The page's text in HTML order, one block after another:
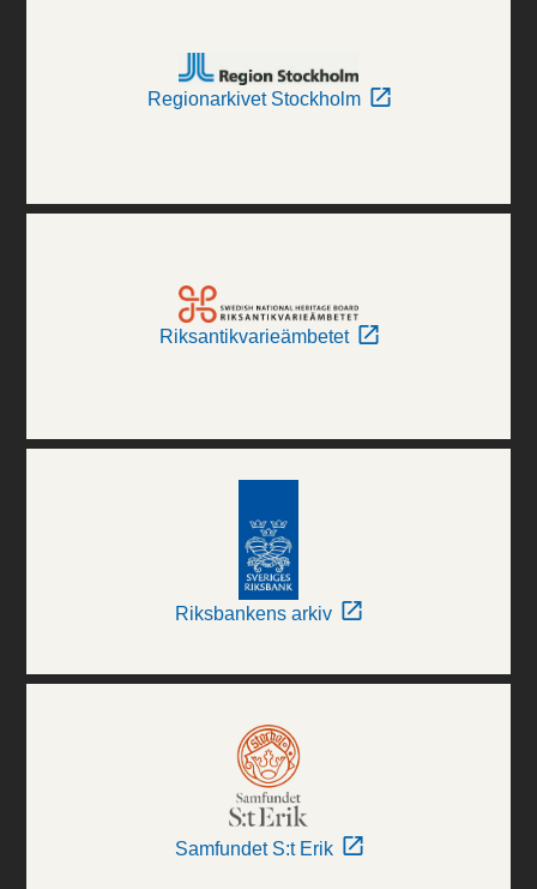
Regionarkivet Stockholm
Riksantikvarieämbetet
Riksbankens arkiv
Samfundet S:t Erik